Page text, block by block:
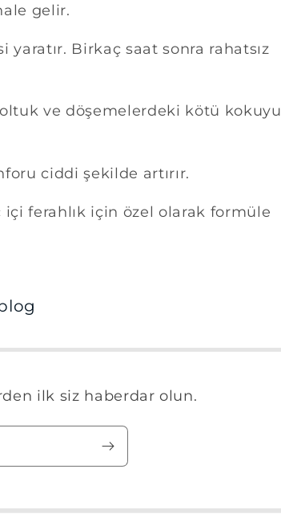
gelir.
Birkaç saat sonra rahatsız
ve döşemelerdeki kötü kokuyu
ciddi şekilde artırır.
ferahlık için özel olarak formüle
ilk siz haberdar olun.